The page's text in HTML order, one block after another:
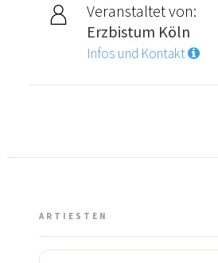
Veranstaltet von:
Erzbistum Köln
Infos und Kontakt
ARTIESTEN